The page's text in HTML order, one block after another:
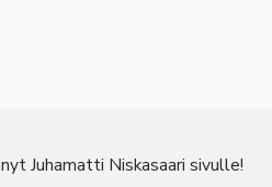
Juhamatti Niskasaari sivulle!